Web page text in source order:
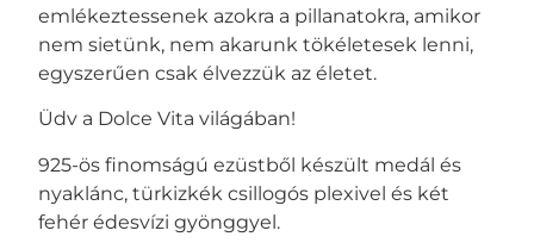
emlékeztessenek azokra a pillanatokra, amikor
nem sietünk, nem akarunk tökéletesek lenni,
egyszerűen csak élvezzük az életet.
Üdv a Dolce Vita világában!
925-ös finomságú ezüstből készült medál és
nyaklánc, türkizkék csillogós plexivel és két
fehér édesvízi gyönggyel.